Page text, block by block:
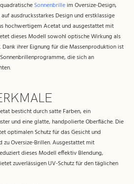
Sonnenbrille im Oversize-Design,
ausdrucksstarkes Design und erstklassige
hochwertigem Acetat und ausgestattet mit
dieses Modell sowohl optische Wirkung als
Dank ihrer Eignung für die Massenproduktion ist
die sich an
besticht durch satte Farben, ein
und eine glatte, handpolierte Oberfläche. Die
optimalen Schutz für das Gesicht und
Oversize-Brillen. Ausgestattet mit
dieses Modell effektiv Blendung,
zuverlässigen UV-Schutz für den täglichen